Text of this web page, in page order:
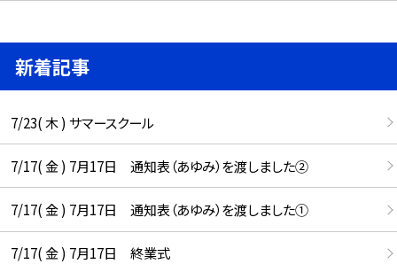
新着記事
7/23( 木 ) サマースクール
7/17( 金 ) 7月17日 通知表（あゆみ）を渡しました②
7/17( 金 ) 7月17日 通知表（あゆみ）を渡しました①
7/17( 金 ) 7月17日 終業式